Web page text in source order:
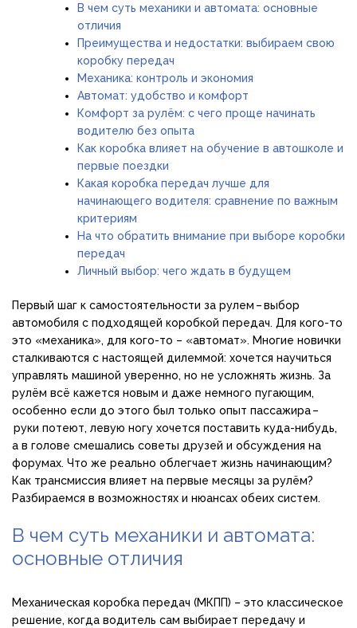
В чем суть механики и автомата: основные
отличия
Преимущества и недостатки: выбираем свою
коробку передач
Механика: контроль и экономия
Автомат: удобство и комфорт
Комфорт за рулём: с чего проще начинать
водителю без опыта
Как коробка влияет на обучение в автошколе и
первые поездки
Какая коробка передач лучше для
начинающего водителя: сравнение по важным
критериям
На что обратить внимание при выборе коробки
передач
Личный выбор: чего ждать в будущем
Первый шаг к самостоятельности за рулем – выбор
автомобиля с подходящей коробкой передач. Для кого-то
это «механика», для кого-то – «автомат». Многие новички
сталкиваются с настоящей дилеммой: хочется научиться
управлять машиной уверенно, но не усложнять жизнь. За
рулём всё кажется новым и даже немного пугающим,
особенно если до этого был только опыт пассажира –
руки потеют, левую ногу хочется поставить куда-нибудь,
а в голове смешались советы друзей и обсуждения на
форумах. Что же реально облегчает жизнь начинающим?
Как трансмиссия влияет на первые месяцы за рулём?
Разбираемся в возможностях и нюансах обеих систем.
В чем суть механики и автомата:
основные отличия
Механическая коробка передач (МКПП) – это классическое
решение, когда водитель сам выбирает передачу и